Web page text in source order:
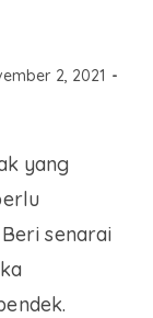
2, 2021
yang
senarai